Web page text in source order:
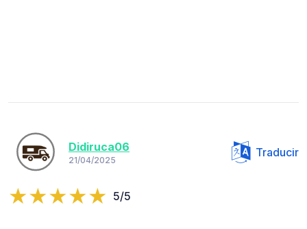
Didiruca06
21/04/2025
Traducir
5/5